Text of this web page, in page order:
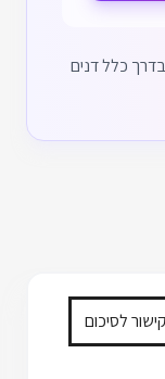
בדרך כלל דנים
קישור לסיכום